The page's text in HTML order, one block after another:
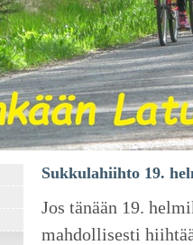
Sukkulahiihto 19.
Jos tänään 19.
mahdollisesti